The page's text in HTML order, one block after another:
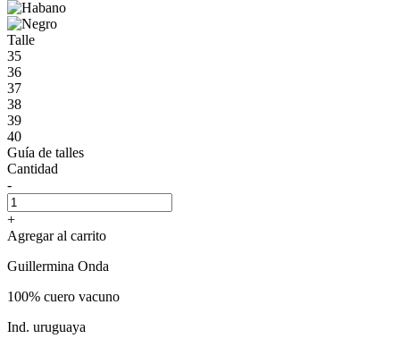
Talle
35
36
37
38
39
40
Guía de talles
Cantidad
-
+
Agregar al carrito
Guillermina Onda
100% cuero vacuno
Ind. uruguaya